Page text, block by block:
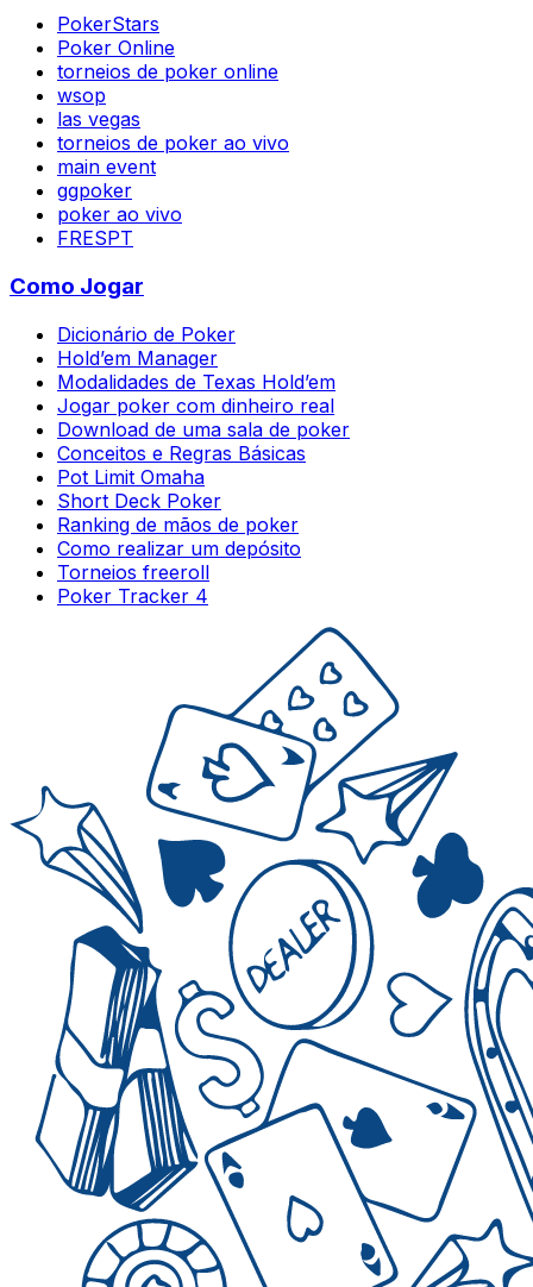
PokerStars
Poker Online
torneios de poker online
wsop
las vegas
torneios de poker ao vivo
main event
ggpoker
poker ao vivo
FRESPT
Como Jogar
Dicionário de Poker
Hold’em Manager
Modalidades de Texas Hold’em
Jogar poker com dinheiro real
Download de uma sala de poker
Conceitos e Regras Básicas
Pot Limit Omaha
Short Deck Poker
Ranking de mãos de poker
Como realizar um depósito
Torneios freeroll
Poker Tracker 4